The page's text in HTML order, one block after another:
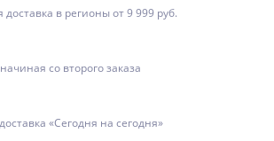
доставка в регионы от 9 999 руб.
со второго заказа
«Сегодня на сегодня»